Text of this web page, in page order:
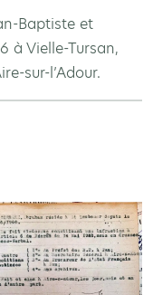
Baptiste et
à Vielle-Tursan,
sur-l’Adour.